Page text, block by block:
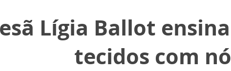
Lígia Ballot
tecidos com